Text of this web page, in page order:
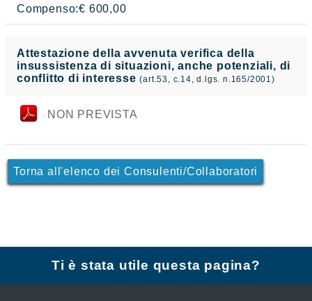
Compenso:€ 600,00
Attestazione della avvenuta verifica della
insussistenza di situazioni, anche potenziali, di
conflitto di interesse(art.53, c.14, d.lgs. n.165/2001)
NON PREVISTA
Torna all'elenco dei Consulenti/Collaboratori
Ti è stata utile questa pagina?